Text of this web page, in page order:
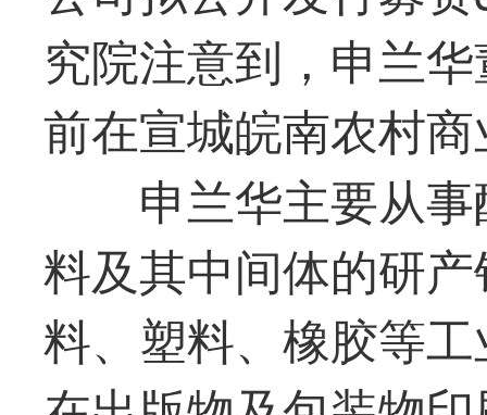
究院注意到，申兰
前在宣城皖南农村
申兰华主要从
料及其中间体的研
料、塑料、橡胶等